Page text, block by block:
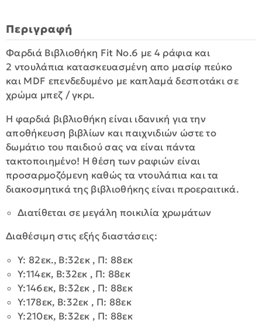
Περιγραφή
Φαρδιά Βιβλιοθήκη Fit No.6 με 4 ράφια και
2 ντουλάπια κατασκευασμένη απο μασίφ πεύκο
και MDF επενδεδυμένο με καπλαμά δεσποτάκι σε
χρώμα μπεζ / γκρι.
Η φαρδιά βιβλιοθήκη είναι ιδανική για την
αποθήκευση βιβλίων και παιχνιδιών ώστε το
δωμάτιο του παιδιού σας να είναι πάντα
τακτοποιημένο! Η θέση των ραφιών είναι
προσαρμοζόμενη καθώς τα ντουλάπια και τα
διακοσμητικά της βιβλιοθήκης είναι προεραιτικά.
Διατίθεται σε μεγάλη ποικιλία χρωμάτων
Διαθέσιμη στις εξής διαστάσεις:
Y: 82εκ., B:32εκ , Π: 88εκ
Y:114εκ, B:32εκ , Π: 88εκ
Y:146εκ, B:32εκ , Π: 88εκ
Y:178εκ, B:32εκ , Π: 88εκ
Y:210εκ, B:32εκ , Π: 88εκ